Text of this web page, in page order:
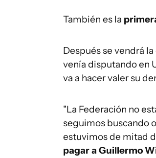
También es la
Después se vendrá
venía disputando en
va a hacer valer su
"La Federación no
seguimos buscando
estuvimos de mitad
pagar a Guillermo